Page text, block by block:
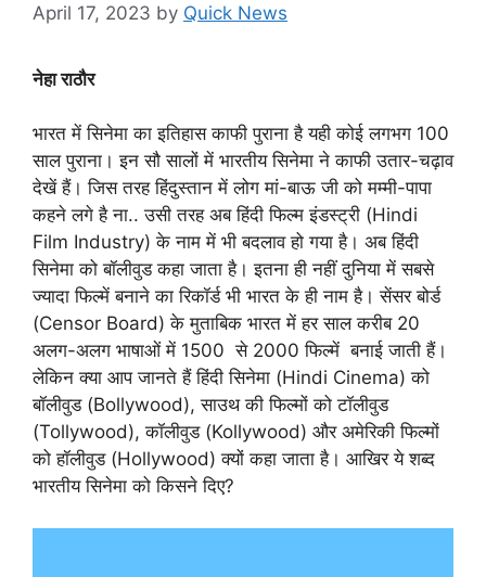
April 17, 2023 by Quick News
नेहा राठौर
भारत में सिनेमा का इतिहास काफी पुराना है यही कोई लगभग 100
साल पुराना। इन सौ सालों में भारतीय सिनेमा ने काफी उतार-चढ़ाव
देखें हैं। जिस तरह हिंदुस्तान में लोग मां-बाऊ जी को मम्मी-पापा
कहने लगे है ना.. उसी तरह अब हिंदी फिल्म इंडस्ट्री (Hindi
Film Industry) के नाम में भी बदलाव हो गया है। अब हिंदी
सिनेमा को बॉलीवुड कहा जाता है। इतना ही नहीं दुनिया में सबसे
ज्यादा फिल्में बनाने का रिकॉर्ड भी भारत के ही नाम है। सेंसर बोर्ड
(Censor Board) के मुताबिक भारत में हर साल करीब 20
अलग-अलग भाषाओं में 1500 से 2000 फिल्में बनाई जाती हैं।
लेकिन क्या आप जानते हैं हिंदी सिनेमा (Hindi Cinema) को
बॉलीवुड (Bollywood), साउथ की फिल्मों को टॉलीवुड
(Tollywood), कॉलीवुड (Kollywood) और अमेरिकी फिल्मों
को हॉलीवुड (Hollywood) क्यों कहा जाता है। आखिर ये शब्द
भारतीय सिनेमा को किसने दिए?